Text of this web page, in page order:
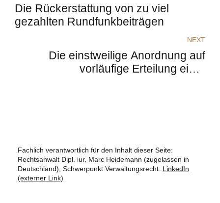
Die Rückerstattung von zu viel
gezahlten Rundfunkbeiträgen
NEXT
Die einstweilige Anordnung auf
vorläufige Erteilung einer
Fachlich verantwortlich für den Inhalt dieser Seite:
Rechtsanwalt Dipl. iur. Marc Heidemann (zugelassen in
Deutschland), Schwerpunkt Verwaltungsrecht. LinkedIn
(externer Link)